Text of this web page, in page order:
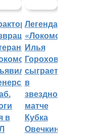
в
Легенда
«Локомотива»
Илья
Горохов
сыграет
в
звездном
матче
Кубка
Овечкина